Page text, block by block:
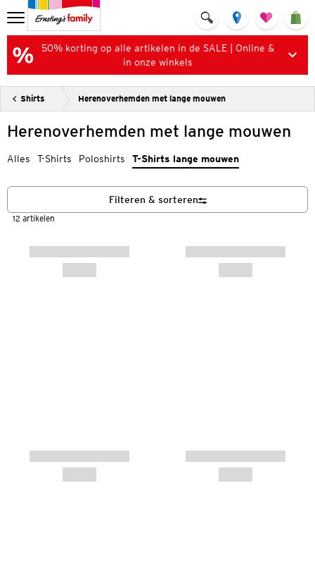
50% korting op alle artikelen in de SALE | Online &
in onze winkels
Shirts Herenoverhemden met lange mouwen
Herenoverhemden met lange mouwen
Alles T-Shirts Poloshirts T-Shirts lange mouwen
12 artikelen
Filteren & sorteren